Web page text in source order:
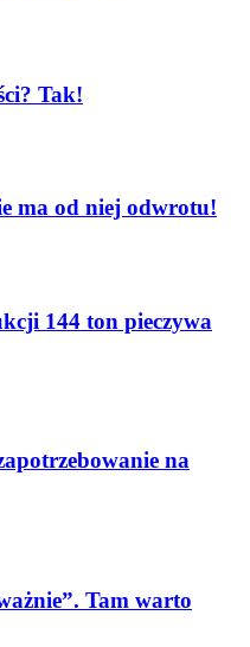
Tak!
ma od niej odwrotu!
144 ton pieczywa
na
Tam warto